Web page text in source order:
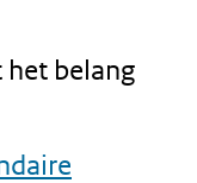
belang